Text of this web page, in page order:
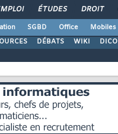
ÉTUDES DROIT
SGBD Office Mobiles
DÉBATS WIKI DICO